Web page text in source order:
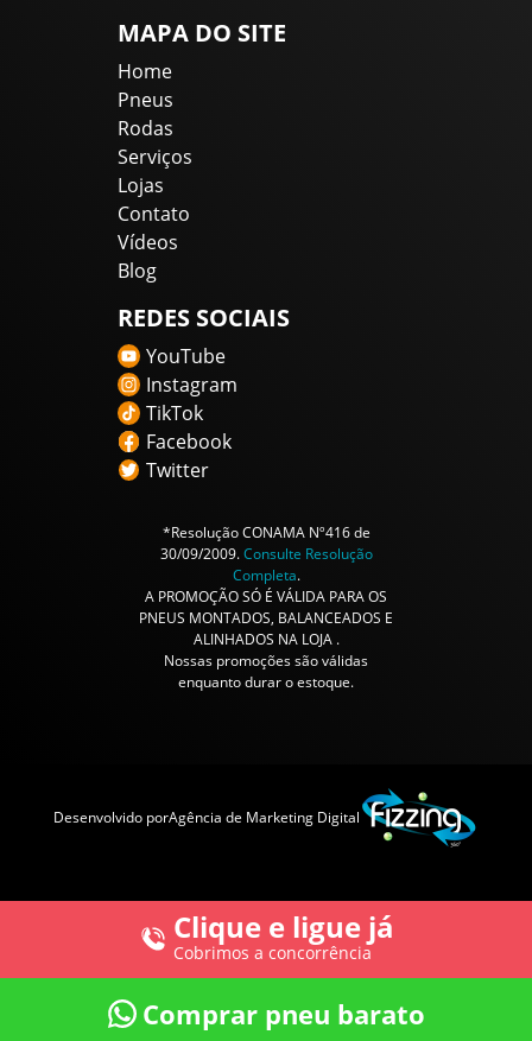
Clique e ligue já
Cobrimos a concorrência
Comprar pneu barato
MAPA DO SITE
Home
Pneus
Rodas
Serviços
Lojas
Contato
Vídeos
Blog
REDES SOCIAIS
YouTube
Instagram
TikTok
Facebook
Twitter
*Resolução CONAMA Nº416 de
30/09/2009.Consulte Resolução
Completa.
A PROMOÇÃO SÓ É VÁLIDA PARA OS
PNEUS MONTADOS, BALANCEADOS E
ALINHADOS NA LOJA .
Nossas promoções são válidas
enquanto durar o estoque.
Desenvolvido porAgência de Marketing Digital